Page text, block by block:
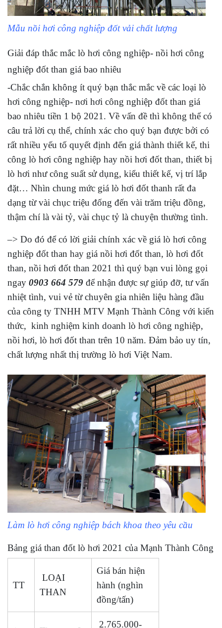
Mẫu nồi hơi công nghiệp đốt vải chất lượng
Giải đáp thắc mắc lò hơi công nghiệp- nồi hơi công
nghiệp đốt than giá bao nhiêu
-Chắc chắn không ít quý bạn thắc mắc về các loại lò
hơi công nghiệp- nơi hơi công nghiệp đốt than giá
bao nhiêu tiền 1 bộ 2021. Về vấn đề thì không thể có
câu trả lời cụ thể, chính xác cho quý bạn được bởi có
rất nhiều yếu tố quyết định đến giá thành thiết kế, thi
công lò hơi công nghiệp hay nồi hơi đốt than, thiết bị
lò hơi như công suất sử dụng, kiểu thiết kế, vị trí lắp
đặt… Nhìn chung mức giá lò hơi đốt thanh rất đa
dạng từ vài chục triệu đống đến vài trăm triệu đồng,
thậm chí là vài tỷ, vài chục tỷ là chuyện thường tình.
–> Do đó để có lời giải chính xác về giá lò hơi công
nghiệp đốt than hay giá nồi hơi đốt than, lò hơi đốt
than, nồi hơi đốt than 2021 thì quý bạn vui lòng gọi
ngay 0903 664 579 để nhận được sự giúp đỡ, tư vấn
nhiệt tình, vui vẻ từ chuyên gia nhiên liệu hàng đầu
của công ty TNHH MTV Mạnh Thành Công với kiến
thức, kinh nghiệm kinh doanh lò hơi công nghiệp,
nồi hơi, lò hơi đốt than trên 10 năm. Đảm bảo uy tín,
chất lượng nhất thị trường lò hơi Việt Nam.
Làm lò hơi công nghiệp bách khoa theo yêu cầu
Bảng giá than đốt lò hơi 2021 của Mạnh Thành Công
TT
LOẠI
THAN
Giá bán hiện
hành (nghìn
đồng/tấn)
2.765.000-